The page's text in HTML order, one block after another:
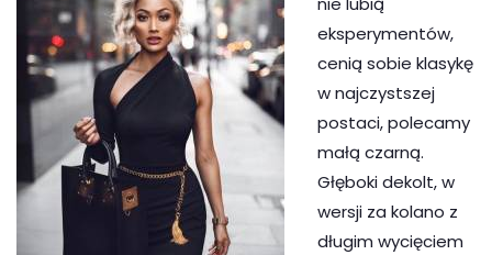
eksperymentów,
cenią sobie klasykę
w najczystszej
postaci, polecamy
małą czarną.
Głęboki dekolt, w
wersji za kolano z
długim wycięciem